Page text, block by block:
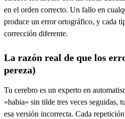
en el orden correcto. Un fallo en
produce un error ortográfico, y cada
corrección diferente.
La razón real de que los
pereza)
Tu cerebro es un experto en
«habia» sin tilde tres veces seguidas,
esa versión incorrecta. Cada